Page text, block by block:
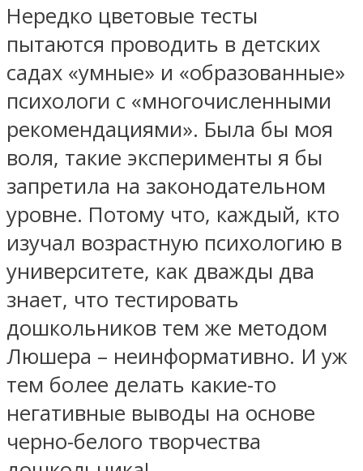
Нередко цветовые тесты
пытаются проводить в детских
садах «умные» и «образованные»
психологи с «многочисленными
рекомендациями». Была бы моя
воля, такие эксперименты я бы
запретила на законодательном
уровне. Потому что, каждый, кто
изучал возрастную психологию в
университете, как дважды два
знает, что тестировать
дошкольников тем же методом
Люшера – неинформативно. И уж
тем более делать какие-то
негативные выводы на основе
черно-белого творчества